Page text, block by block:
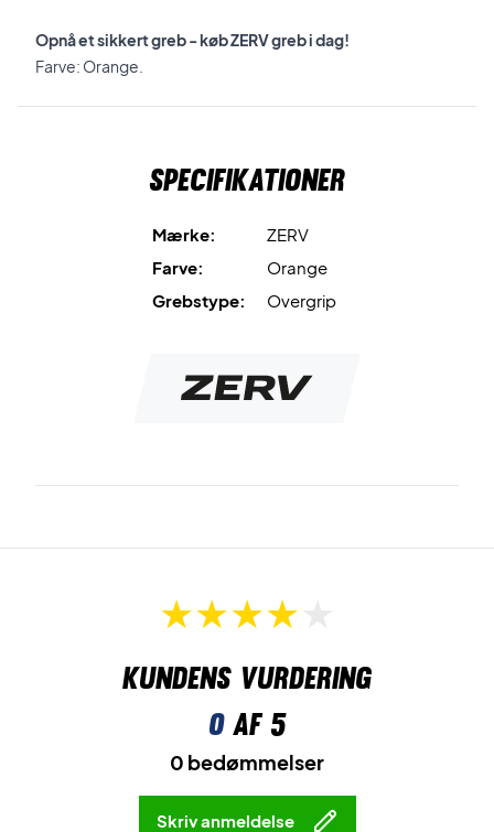
Opnå et sikkert greb - køb ZERV greb i dag!
Farve: Orange.
Specifikationer
Mærke:
ZERV
Farve:
Orange
Grebstype:
Overgrip
Kundens vurdering
0af 5
0 bedømmelser
Skriv anmeldelse